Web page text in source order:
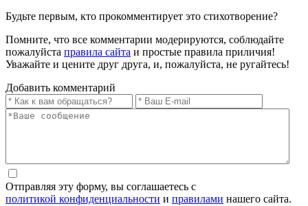
Будьте первым, кто прокомментирует это стихотворение?
Помните, что все комментарии модерируются, соблюдайте
пожалуйста правила сайта и простые правила приличия!
Уважайте и цените друг друга, и, пожалуйста, не ругайтесь!
Добавить комментарий
Отправляя эту форму, вы соглашаетесь с
политикой конфиденциальности и правилами нашего сайта.